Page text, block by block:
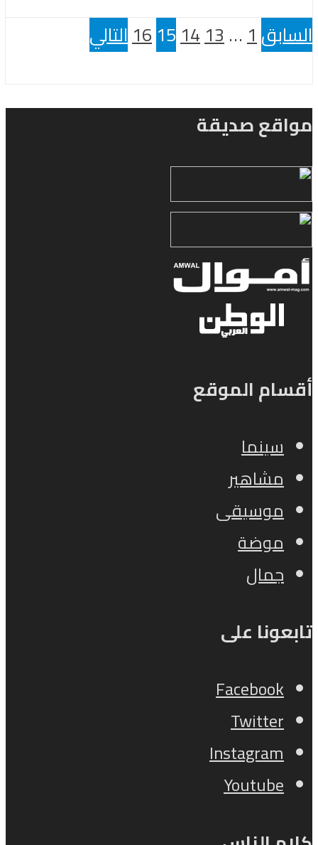
السابق1
…
13
14
15
16التالي
مواقع صديقة
أقسام الموقع
سينما
مشاهير
موسيقى
موضة
جمال
تابعونا على
Facebook
Twitter
Instagram
Youtube